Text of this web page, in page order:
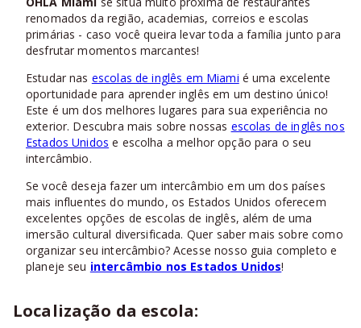
renomados da região, academias, correios e escolas
primárias - caso você queira levar toda a família junto para
desfrutar momentos marcantes!
Estudar nas escolas de inglês em Miami é uma excelente
oportunidade para aprender inglês em um destino único!
Este é um dos melhores lugares para sua experiência no
exterior. Descubra mais sobre nossas escolas de inglês nos
Estados Unidos e escolha a melhor opção para o seu
intercâmbio.
Se você deseja fazer um intercâmbio em um dos países
mais influentes do mundo, os Estados Unidos oferecem
excelentes opções de escolas de inglês, além de uma
imersão cultural diversificada. Quer saber mais sobre como
organizar seu intercâmbio? Acesse nosso guia completo e
planeje seu intercâmbio nos Estados Unidos!
Localização da escola: